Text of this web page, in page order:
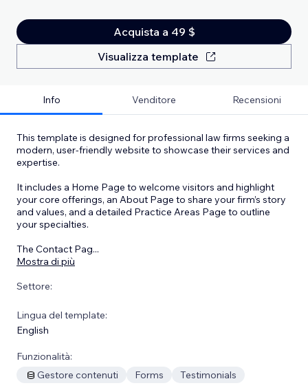
Acquista a 49 $
Visualizza template
Info Venditore Recensioni
This template is designed for professional law firms seeking a
modern, user-friendly website to showcase their services and
expertise.
It includes a Home Page to welcome visitors and highlight
your core offerings, an About Page to share your firm’s story
and values, and a detailed Practice Areas Page to outline
your specialties.
The Contact Pag...
Mostra di più
Settore:
Lingua del template:
English
Funzionalità:
Gestore contenuti
Forms Testimonials